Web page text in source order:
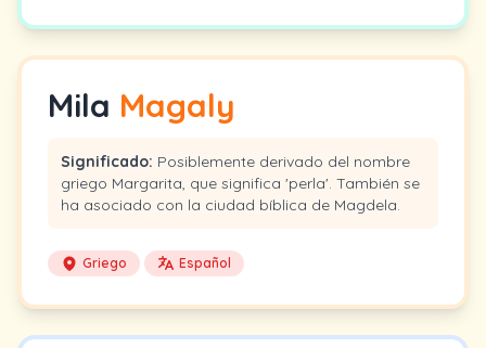
Mila Magaly
Significado: Posiblemente derivado del nombre
griego Margarita, que significa 'perla'. También se
ha asociado con la ciudad bíblica de Magdela.
Griego Español